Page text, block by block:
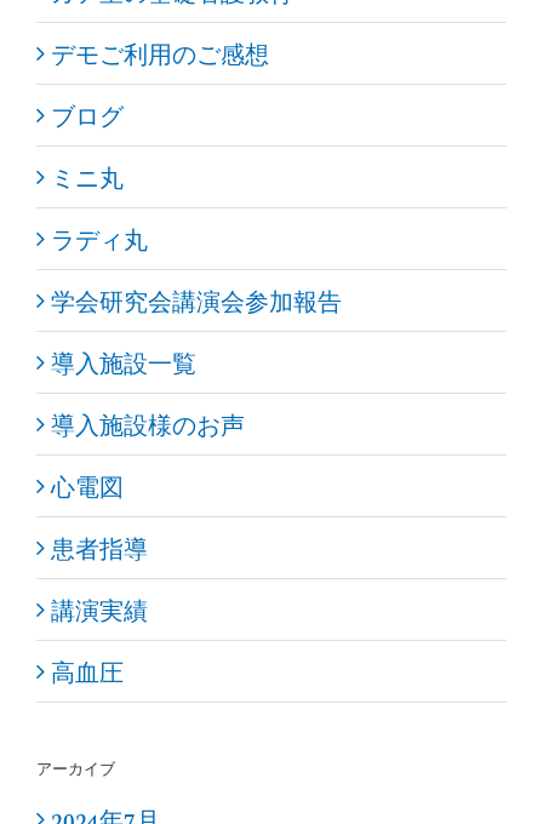
デモご利用のご感想
ブログ
ミニ丸
ラディ丸
学会研究会講演会参加報告
導入施設一覧
導入施設様のお声
心電図
患者指導
講演実績
高血圧
アーカイブ